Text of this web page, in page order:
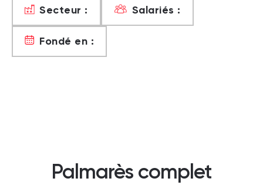
Secteur : Salariés :
Fondé en :
Palmarès complet